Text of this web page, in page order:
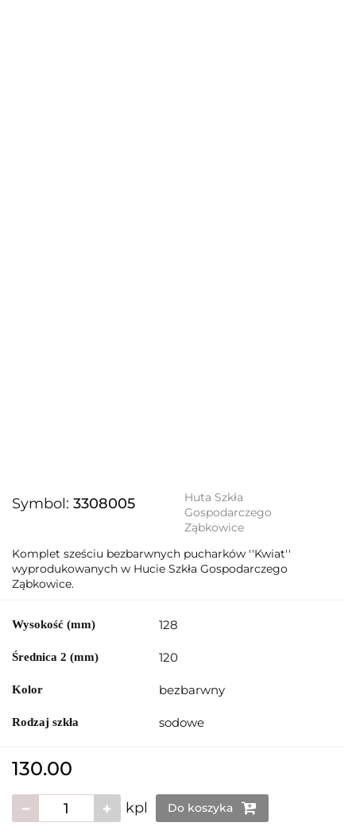
Symbol: 3308005
Huta Szkła
Gospodarczego
Ząbkowice
Komplet sześciu bezbarwnych pucharków ''Kwiat''
wyprodukowanych w Hucie Szkła Gospodarczego
Ząbkowice.
Wysokość (mm) 128
Średnica 2 (mm) 120
Kolor bezbarwny
Rodzaj szkła sodowe
130.00
kpl Do koszyka